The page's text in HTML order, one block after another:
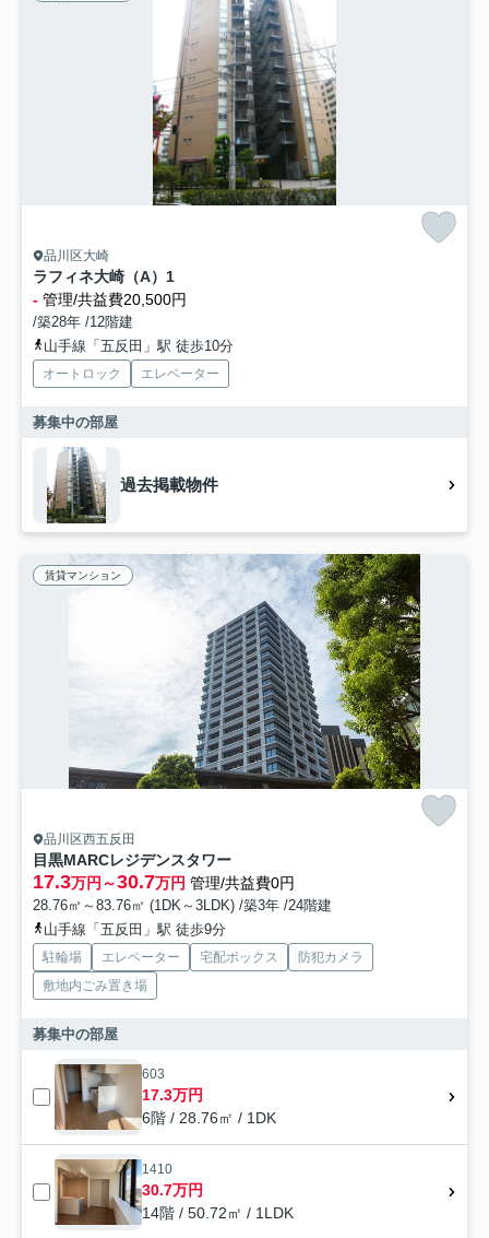
品川区大崎
ラフィネ大崎（A）1
- 管理/共益費20,500円
/築28年 /12階建
山手線「五反田」駅 徒歩10分
オートロック エレベーター
募集中の部屋
過去掲載物件
賃貸マンション
品川区西五反田
目黒MARCレジデンスタワー
17.3万円～30.7万円 管理/共益費0円
28.76㎡～83.76㎡ (1DK～3LDK) /築3年 /24階建
山手線「五反田」駅 徒歩9分
駐輪場 エレベーター 宅配ボックス
防犯カメラ
敷地内ごみ置き場
募集中の部屋
603
17.3万円
6階 / 28.76㎡ / 1DK
1410
30.7万円
14階 / 50.72㎡ / 1LDK